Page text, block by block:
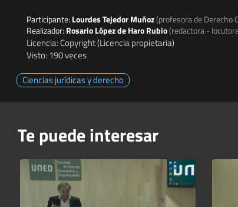
Participante: Lourdes Tejedor Muñoz(profesora de Derecho
Realizador: Rosario López de Haro Rubio(redactora -
Licencia: Copyright (Licencia propietaria)
Visto: 190 veces
Ciencias jurídicas y derecho
Te puede interesar